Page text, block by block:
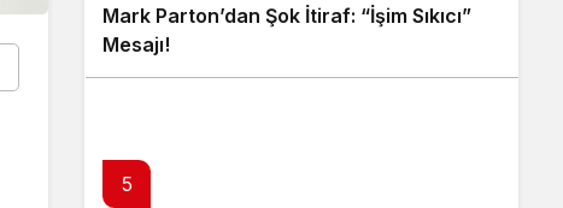
Mark Parton’dan Şok İtiraf: “İşim Sıkıcı”
Mesajı!
5